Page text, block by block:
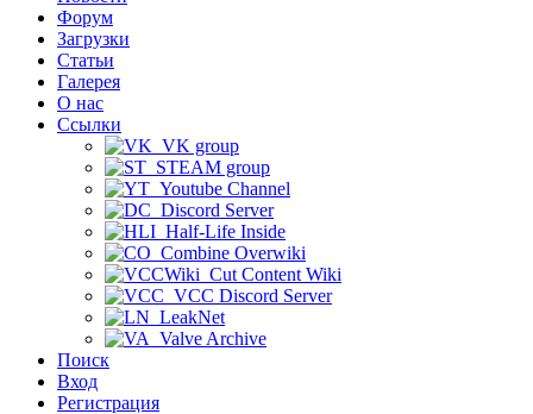
Форум
Загрузки
Статьи
Галерея
О нас
Ссылки
VK group
STEAM group
Youtube Channel
Discord Server
Half-Life Inside
Combine Overwiki
Cut Content Wiki
VCC Discord Server
LeakNet
Valve Archive
Поиск
Вход
Регистрация